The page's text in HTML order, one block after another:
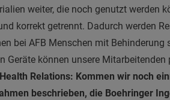
weiter, die noch genutzt werden
korrekt getrennt. Dadurch werden
bei AFB Menschen mit Behinderung
können unsere
Health Relations: Kommen wir noch
beschrieben, die Boehringer